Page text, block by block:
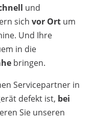
und
sich vor Ort um
Und Ihre
in die
bringen.
Servicepartner in
defekt ist, bei
Sie unseren